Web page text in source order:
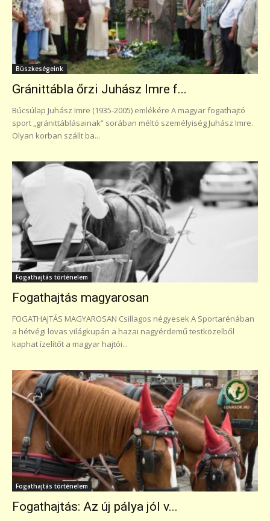
Büszkeségeink
Gránittábla őrzi Juhász Imre f...
Búcsúlap Juhász Imre (1935-2005) emlékére A magyar fogathajtó
sport „gránittáblásainak” sorában méltó személyiség Juhász Imre.
Olyan korban szállt ba...
Fogathajtás történelem
Fogathajtás magyarosan
FOGATHAJTÁS MAGYAROSAN Csillagos négyesek A Sportarénában
a hétvégi lovas világkupán a hazai nagyérdemű testközelből
kaphat ízelítőt a magyar hajtói...
Fogathajtás történelem
Fogathajtás: Az új pálya jól v...